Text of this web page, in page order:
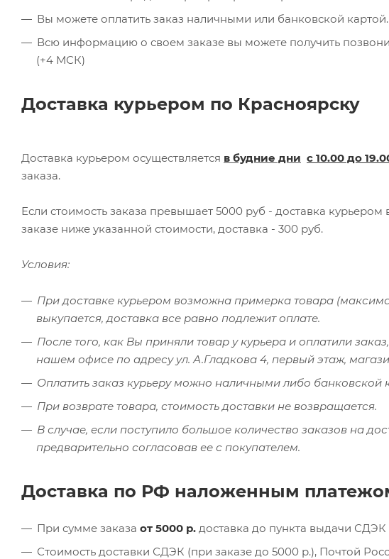
Вы можете оплатить заказ наличными или банковской картой.
Всю информацию о своем заказе вы можете получить
(+4 МСК)
Доставка курьером по Красноярску
Доставка курьером осуществляется в будние дни с 10.00 до
заказа.
Если стоимость заказа превышает 5000 руб - доставка
заказе ниже указанной стоимости, доставка - 300 руб.
Условия:
При доставке курьером возможна примерка товара
выкупается, доставка все равно подлежит оплате.
После того, как Вы приняли товар у курьера и оплатили
нашем офисе по адресу ул. А.Гладкова 4, первый этаж,
Оплатить заказ курьеру можно наличными либо банковской
При возврате товара, стоимость доставки не возвращается.
В случае, если поступило большое количество заказов на
предварительно согласовав ее с покупателем.
Доставка по РФ наложенным
При сумме заказа от 5000 р. доставка до пункта выдачи СДЭК
Стоимость доставки СДЭК (при заказе до 5000 р.), Почтой